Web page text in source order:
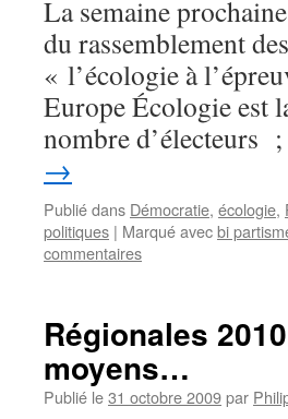
La semaine
du rassemblement
« l’écologie à
Europe Écologie est
nombre
→
Publié dans Démocratie, écologie,
politiques | Marqué avecbi
commentaires
Régionales
moyens…
Publié le31 octobre 2009par